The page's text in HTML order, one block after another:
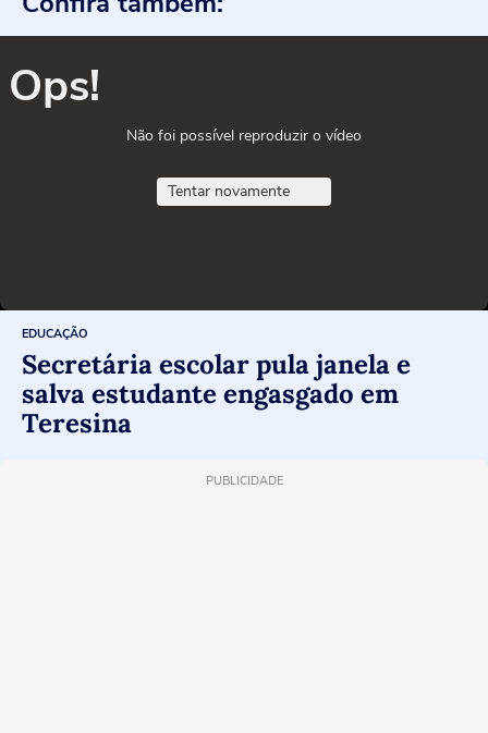
Ops!
Não foi possível reproduzir o vídeo
Tentar novamente
EDUCAÇÃO
Secretária escolar pula janela e
salva estudante engasgado em
Teresina
PUBLICIDADE